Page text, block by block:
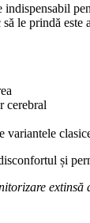
indispensabil
le prindă este
cerebral
variantele
și